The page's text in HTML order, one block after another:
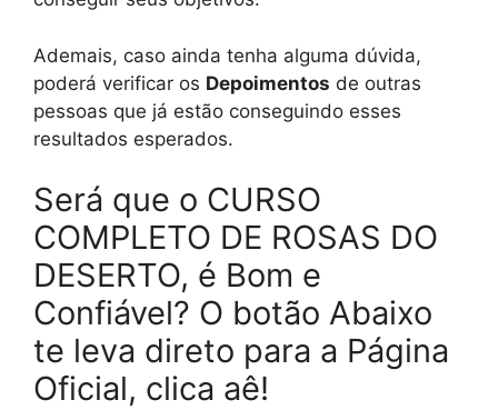
Ademais, caso ainda tenha alguma dúvida,
poderá verificar os Depoimentos de outras
pessoas que já estão conseguindo esses
resultados esperados.
Será que o CURSO
COMPLETO DE ROSAS DO
DESERTO, é Bom e
Confiável? O botão Abaixo
te leva direto para a Página
Oficial, clica aê!